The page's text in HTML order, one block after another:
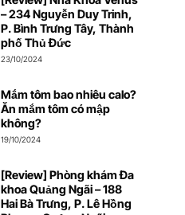
– 234 Nguyễn Duy Trinh,
P. Bình Trưng Tây, Thành
phố Thủ Đức
23/10/2024
Mắm tôm bao nhiêu calo?
Ăn mắm tôm có mập
không?
19/10/2024
[Review] Phòng khám Đa
khoa Quảng Ngãi – 188
Hai Bà Trưng, P. Lê Hồng